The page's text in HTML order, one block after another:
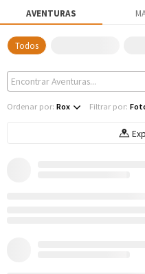
AVENTURAS
Todos
Ordenar por: Rox Filtrar por: